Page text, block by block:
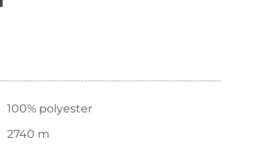
100% polyester
2740 m